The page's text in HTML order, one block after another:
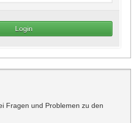
Fragen und Problemen zu den